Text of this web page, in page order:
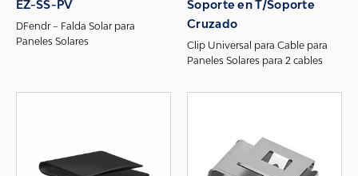
EZ-SS-PV
DFendr – Falda Solar para
Paneles Solares
Soporte en T/Soporte
Cruzado
Clip Universal para Cable para
Paneles Solares para 2 cables